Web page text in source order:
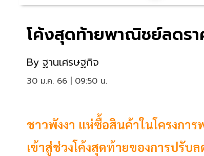
โค้งสุดท้ายพาณิชย์ลดร
By ฐานเศรษฐกิจ
30 ม.ค. 66 | 09:50 น.
ชาวพังงา แห่ซื้อสินค้าในโครงกา
เข้าสู่ช่วงโค้งสุดท้ายของการปรับ